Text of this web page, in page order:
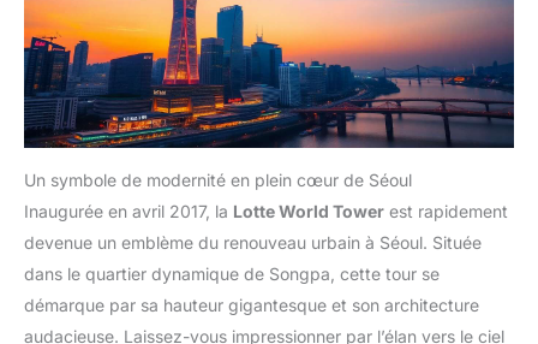
Un symbole de modernité en plein cœur de Séoul
Inaugurée en avril 2017, la Lotte World Tower est rapidement
devenue un emblème du renouveau urbain à Séoul. Située
dans le quartier dynamique de Songpa, cette tour se
démarque par sa hauteur gigantesque et son architecture
audacieuse. Laissez-vous impressionner par l’élan vers le ciel